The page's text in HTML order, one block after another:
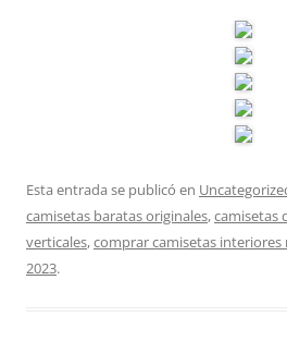
Esta entrada se publicó en
camisetas baratas originales,camisetas
verticales,comprar camisetas interiores
2023.